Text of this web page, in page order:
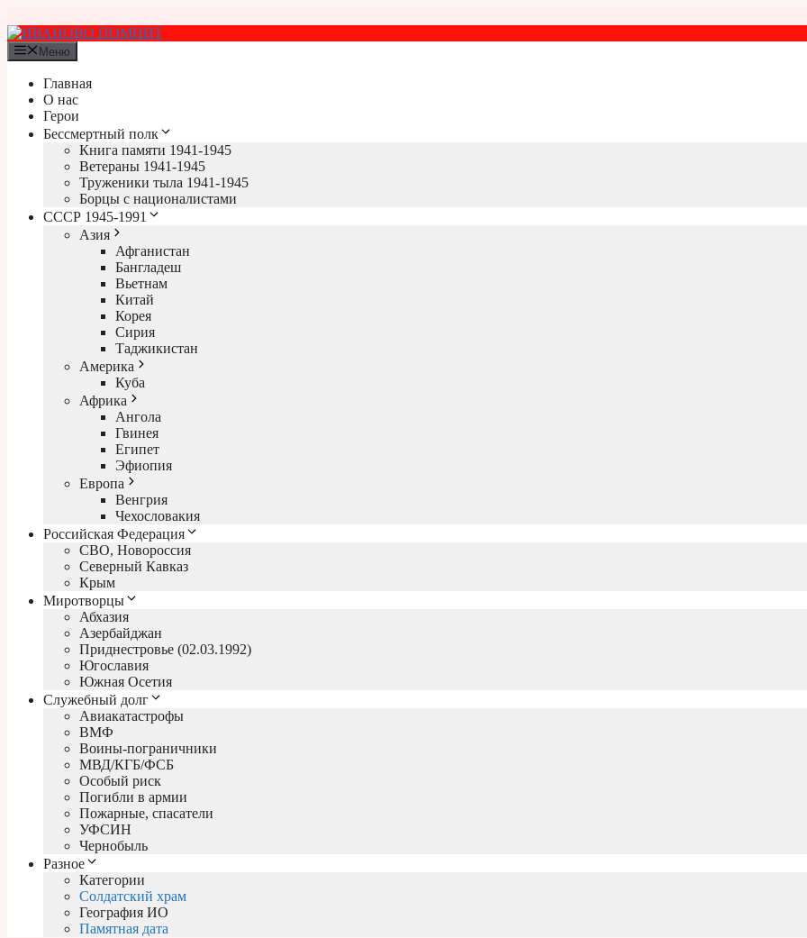
к
содержимому
Меню
Главная
О нас
Герои
Бессмертный полк
Книга памяти 1941-1945
Ветераны 1941-1945
Труженики тыла 1941-1945
Борцы с националистами
СССР 1945-1991
Азия
Афганистан
Бангладеш
Вьетнам
Китай
Корея
Сирия
Таджикистан
Америка
Куба
Африка
Ангола
Гвинея
Египет
Эфиопия
Европа
Венгрия
Чехословакия
Российская Федерация
СВО, Новороссия
Северный Кавказ
Крым
Миротворцы
Абхазия
Азербайджан
Приднестровье (02.03.1992)
Югославия
Южная Осетия
Служебный долг
Авиакатастрофы
ВМФ
Воины-пограничники
МВД/КГБ/ФСБ
Особый риск
Погибли в армии
Пожарные, спасатели
УФСИН
Чернобыль
Разное
Категории
Солдатский храм
География ИО
Памятная дата